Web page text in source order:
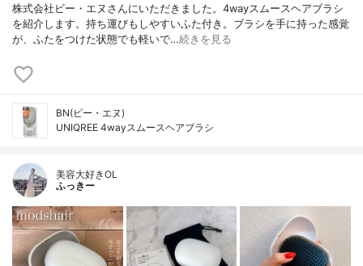
株式会社ビー・エヌさんにいただきました。4wayスムースヘアブラシ
を紹介します。持ち運びもしやすいふた付き。ブラシを手に持った感覚
が、ふたをつけた状態でも軽いで…続きを見る
BN(ビー・エヌ)
UNIQREE 4wayスムースヘアブラシ
美容大好きOL
ふっきー